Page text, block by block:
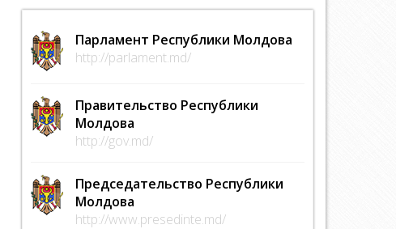
Парламент Республики Молдова
http://parlament.md/
Правительство Республики
Молдова
http://gov.md/
Председательство Республики
Молдова
http://www.presedinte.md/